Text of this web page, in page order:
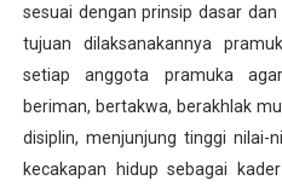
sesuai dengan prinsip dasar
tujuan dilaksanakannya
setiap anggota pramuka
beriman, bertakwa, berakhlak
disiplin, menjunjung tinggi nilai-
kecakapan hidup sebagai